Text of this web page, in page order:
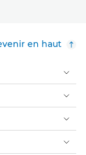
en haut